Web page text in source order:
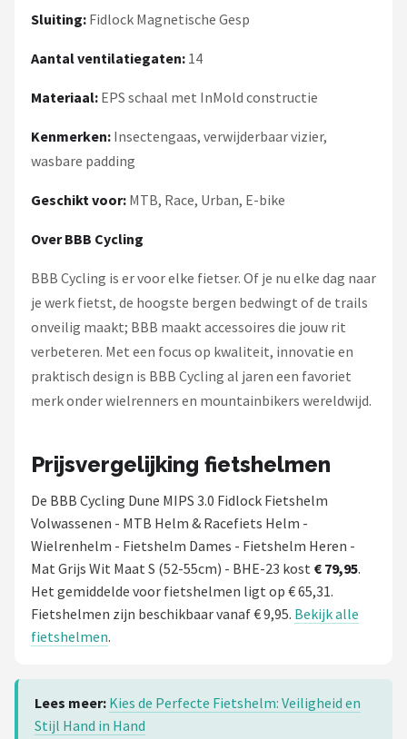
Sluiting: Fidlock Magnetische Gesp
Aantal ventilatiegaten: 14
Materiaal: EPS schaal met InMold constructie
Kenmerken: Insectengaas, verwijderbaar vizier,
wasbare padding
Geschikt voor: MTB, Race, Urban, E-bike
Over BBB Cycling
BBB Cycling is er voor elke fietser. Of je nu elke dag naar
je werk fietst, de hoogste bergen bedwingt of de trails
onveilig maakt; BBB maakt accessoires die jouw rit
verbeteren. Met een focus op kwaliteit, innovatie en
praktisch design is BBB Cycling al jaren een favoriet
merk onder wielrenners en mountainbikers wereldwijd.
Prijsvergelijking fietshelmen
De BBB Cycling Dune MIPS 3.0 Fidlock Fietshelm
Volwassenen - MTB Helm & Racefiets Helm -
Wielrenhelm - Fietshelm Dames - Fietshelm Heren -
Mat Grijs Wit Maat S (52-55cm) - BHE-23 kost € 79,95.
Het gemiddelde voor fietshelmen ligt op € 65,31.
Fietshelmen zijn beschikbaar vanaf € 9,95. Bekijk alle
fietshelmen.
Lees meer: Kies de Perfecte Fietshelm: Veiligheid en
Stijl Hand in Hand